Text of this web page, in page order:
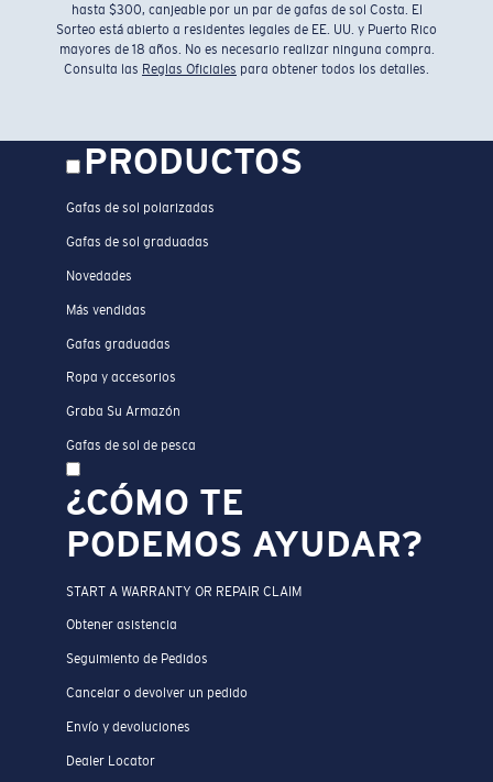
hasta $300, canjeable por un par de gafas de sol Costa. El
Sorteo está abierto a residentes legales de EE. UU. y Puerto Rico
mayores de 18 años. No es necesario realizar ninguna compra.
Consulta las Reglas Oficiales para obtener todos los detalles.
PRODUCTOS
Gafas de sol polarizadas
Gafas de sol graduadas
Novedades
Más vendidas
Gafas graduadas
Ropa y accesorios
Graba Su Armazón
Gafas de sol de pesca
¿CÓMO TE
PODEMOS AYUDAR?
START A WARRANTY OR REPAIR CLAIM
Obtener asistencia
Seguimiento de Pedidos
Cancelar o devolver un pedido
Envío y devoluciones
Dealer Locator